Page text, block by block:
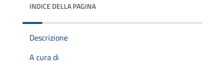
INDICE DELLA PAGINA
Descrizione
A cura di